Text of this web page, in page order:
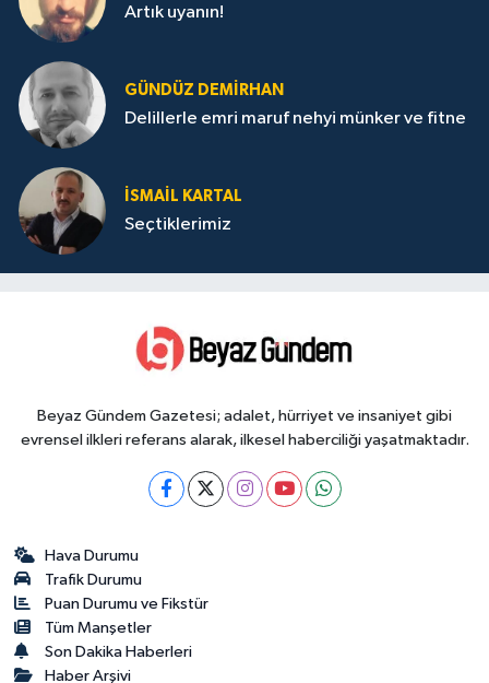
Artık uyanın!
GÜNDÜZ DEMIRHAN
Delillerle emri maruf nehyi münker ve fitne
İSMAIL KARTAL
Seçtiklerimiz
Beyaz Gündem Gazetesi; adalet, hürriyet ve insaniyet gibi
evrensel ilkleri referans alarak, ilkesel haberciliği yaşatmaktadır.
Hava Durumu
Trafik Durumu
Puan Durumu ve Fikstür
Tüm Manşetler
Son Dakika Haberleri
Haber Arşivi